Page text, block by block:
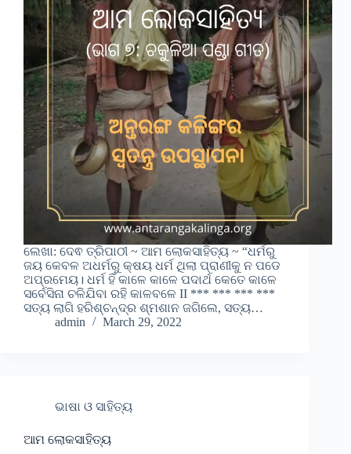
ଲେଖା: ଦେଵ ତ୍ରିପାଠୀ ~ ଆମ ଲୋକସାହିତ୍ୟ ~ “ଧର୍ମରୁ
ଜୟ କେବଳ ଅଧର୍ମରୁ କ୍ଷୟ ଧର୍ମ ଥିଲା ପ୍ରାଣୀକୁ ନ ପଡେ
ଅପ୍ରମେୟ। ଧର୍ମ ହିଁ କାଳେ କାଳେ ପଦାର୍ଥ କେତେ କାଳେ
ସର୍ବେସିନା ଚଳିଯିବା ରହି କାଳବଳେ II *** *** *** ***
ସତ୍ୟ ଲାଗି ହରିଶ୍ଚନ୍ଦ୍ର ଶ୍ମଶାନ ଜଗିଲେ, ସତ୍ୟ…
admin
March 29, 2022
ଭାଷା ଓ ସାହିତ୍ୟ
ଆମ ଲୋକସାହିତ୍ୟ